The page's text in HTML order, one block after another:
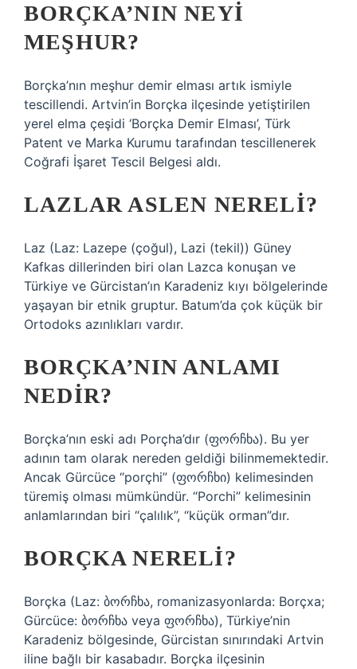
BORÇKA’NIN NEYI
MEŞHUR?
Borçka’nın meşhur demir elması artık ismiyle
tescillendi. Artvin’in Borçka ilçesinde yetiştirilen
yerel elma çeşidi ‘Borçka Demir Elması’, Türk
Patent ve Marka Kurumu tarafından tescillenerek
Coğrafi İşaret Tescil Belgesi aldı.
LAZLAR ASLEN NERELI?
Laz (Laz: Lazepe (çoğul), Lazi (tekil)) Güney
Kafkas dillerinden biri olan Lazca konuşan ve
Türkiye ve Gürcistan’ın Karadeniz kıyı bölgelerinde
yaşayan bir etnik gruptur. Batum’da çok küçük bir
Ortodoks azınlıkları vardır.
BORÇKA’NIN ANLAMI
NEDIR?
Borçka’nın eski adı Porçha’dır (ფორჩხა). Bu yer
adının tam olarak nereden geldiği bilinmemektedir.
Ancak Gürcüce “porçhi” (ფორჩხი) kelimesinden
türemiş olması mümkündür. “Porchi” kelimesinin
anlamlarından biri “çalılık”, “küçük orman”dır.
BORÇKA NERELI?
Borçka (Laz: ბორჩხა, romanizasyonlarda: Borçxa;
Gürcüce: ბორჩხა veya ფორჩხა), Türkiye’nin
Karadeniz bölgesinde, Gürcistan sınırındaki Artvin
iline bağlı bir kasabadır. Borçka ilçesinin